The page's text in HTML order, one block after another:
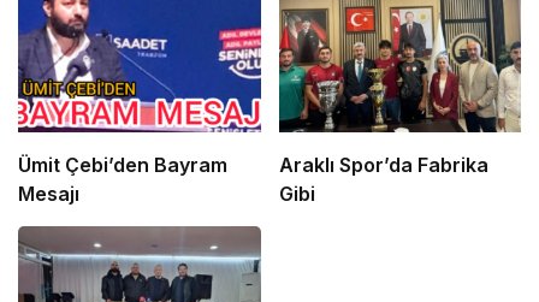
Ümit Çebi’den Bayram
Mesajı
Araklı Spor’da Fabrika
Gibi